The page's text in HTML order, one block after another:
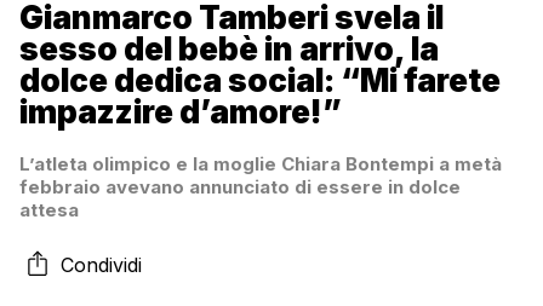
Gianmarco Tamberi svela il
sesso del bebè in arrivo, la
dolce dedica social: “Mi farete
impazzire d’amore!”
L’atleta olimpico e la moglie Chiara Bontempi a metà
febbraio avevano annunciato di essere in dolce
attesa
Condividi